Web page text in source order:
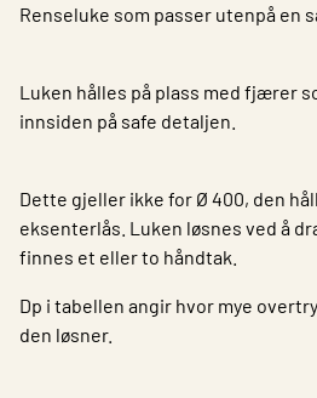
Logg inn
Renseluke som passer utenpå en
Luken hålles på plass med fjærer
innsiden på safe detaljen.
Dette gjeller ikke for Ø 400, den
eksenterlås. Luken løsnes ved å
finnes et eller to håndtak.
Dp i tabellen angir hvor mye
den løsner.